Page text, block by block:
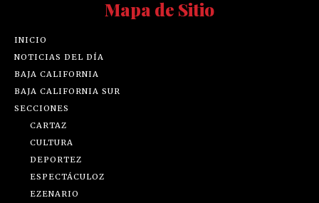
Mapa de Sitio
INICIO
NOTICIAS DEL DÍA
BAJA CALIFORNIA
BAJA CALIFORNIA SUR
SECCIONES
CARTAZ
CULTURA
DEPORTEZ
ESPECTÁCULOZ
EZENARIO